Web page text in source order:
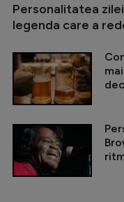
Personalitatea
legenda care a